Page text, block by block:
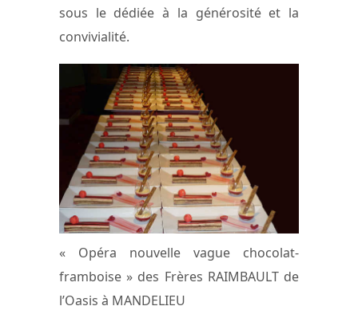
sous le dédiée à la générosité et la
convivialité.
« Opéra nouvelle vague chocolat-
framboise » des Frères RAIMBAULT de
l’Oasis à MANDELIEU